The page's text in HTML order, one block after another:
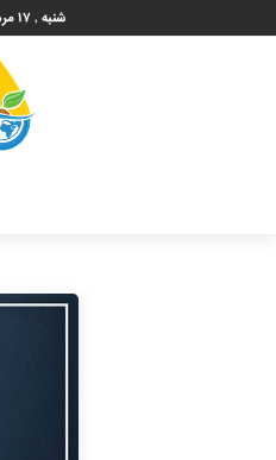
شنبه , ۱۷ مرداد ۱۴۰۵